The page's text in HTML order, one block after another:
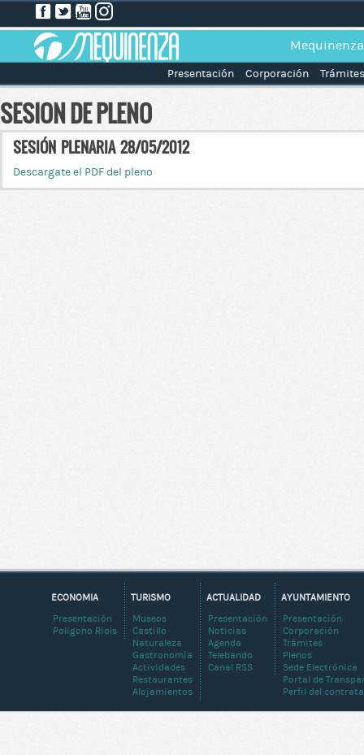
Mequinenza
Presentación Corporación Trámites
SESION DE PLENO
SESIÓN PLENARIA 28/05/2012
Descargate el PDF del pleno
AYUNTAMIENTO
Presentación
Corporación
Trámites
Plenos
Sede Electrónica
Portal de
Perfil del
ACTUALIDAD
Presentación
Noticias
Agenda
Telebando
Canal RSS
TURISMO
Museos
Castillo
Naturaleza
Gastronomía
Actividades
Restaurantes
Alojamientos
ECONOMIA
Presentación
Poligono Riols